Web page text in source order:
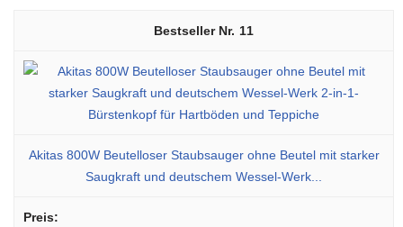
11
Akitas 800W Beutelloser Staubsauger ohne Beutel mit starker
Saugkraft und deutschem Wessel-Werk...